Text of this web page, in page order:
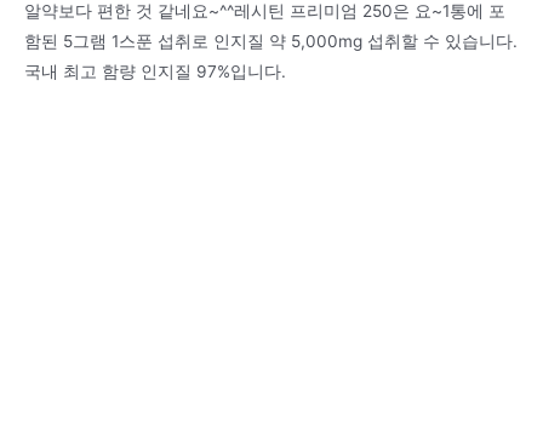
알약보다 편한 것 같네요~^^레시틴 프리미엄 250은 요~1통에 포
함된 5그램 1스푼 섭취로 인지질 약 5,000mg 섭취할 수 있습니다.
국내 최고 함량 인지질 97%입니다.